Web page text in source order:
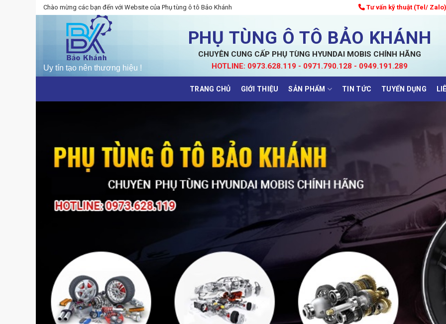
Skip
to
Chào mừng các bạn đến với Website của Phụ tùng ô tô Bảo Khánh Tư vấn kỹ thuật (Tel/
PHỤ TÙNG Ô TÔ BẢO KHÁNH
CHUYÊN CUNG CẤP PHỤ TÙNG HYUNDAI MOBIS CHÍNH HÃNG
HOTLINE: 0973.628.119 - 0971.790.128 - 0949.191.289
TRANG CHỦ GIỚI THIỆU SẢN PHẨM TIN TỨC TUYỂN DỤNG